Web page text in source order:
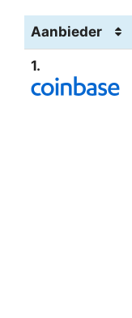
Aanbieder
1.